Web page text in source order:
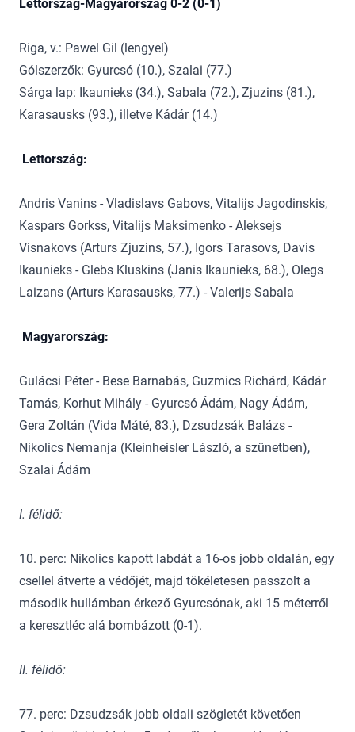
Lettország-Magyarország 0-2 (0-1)
Riga, v.: Pawel Gil (lengyel)
Gólszerzők: Gyurcsó (10.), Szalai (77.)
Sárga lap: Ikaunieks (34.), Sabala (72.), Zjuzins (81.),
Karasausks (93.), illetve Kádár (14.)
Lettország:
Andris Vanins - Vladislavs Gabovs, Vitalijs Jagodinskis,
Kaspars Gorkss, Vitalijs Maksimenko - Aleksejs
Visnakovs (Arturs Zjuzins, 57.), Igors Tarasovs, Davis
Ikaunieks - Glebs Kluskins (Janis Ikaunieks, 68.), Olegs
Laizans (Arturs Karasausks, 77.) - Valerijs Sabala
Magyarország:
Gulácsi Péter - Bese Barnabás, Guzmics Richárd, Kádár
Tamás, Korhut Mihály - Gyurcsó Ádám, Nagy Ádám,
Gera Zoltán (Vida Máté, 83.), Dzsudzsák Balázs -
Nikolics Nemanja (Kleinheisler László, a szünetben),
Szalai Ádám
I. félidő:
10. perc: Nikolics kapott labdát a 16-os jobb oldalán, egy
csellel átverte a védőjét, majd tökéletesen passzolt a
második hullámban érkező Gyurcsónak, aki 15 méterről
a keresztléc alá bombázott (0-1).
II. félidő:
77. perc: Dzsudzsák jobb oldali szögletét követően